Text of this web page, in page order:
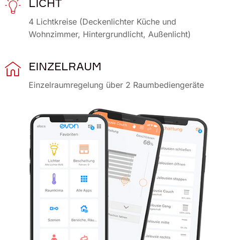
LICHT
4 Lichtkreise (Deckenlichter Küche und
Wohnzimmer, Hintergrundlicht, Außenlicht)
EINZELRAUM
Einzelraumregelung über 2 Raumbediengeräte